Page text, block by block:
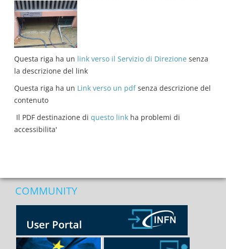
Questa riga ha un link verso il Servizio di Direzione senza
la descrizione del link
Questa riga ha un Link verso un pdfsenza descrizione del
contenuto
Il PDF destinazione di questo link ha problemi di
accessibilita'
COMMUNITY